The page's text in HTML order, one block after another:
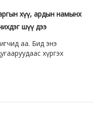
хүү, ардын намынх
шүү дээ
аа. Бид энэ
хүргэх